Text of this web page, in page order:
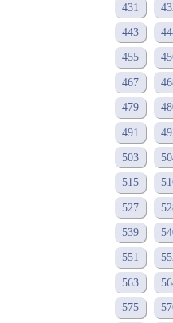
431
443
455
467
479
491
503
515
527
539
551
563
575